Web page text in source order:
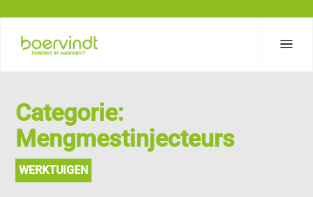
Categorie:
Mengmestinjecteurs
WERKTUIGEN